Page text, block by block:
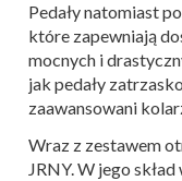
Pedały natomiast
które zapewniają
mocnych i
jak pedały
zaawansowani
Wraz z zestawem
JRNY. W jego